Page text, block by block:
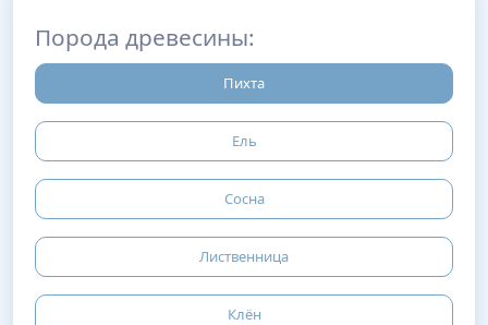
Порода древесины:
Пихта
Ель
Сосна
Лиственница
Клён